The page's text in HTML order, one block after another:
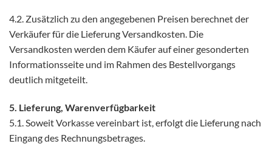
4.2. Zusätzlich zu den angegebenen Preisen berechnet der
Verkäufer für die Lieferung Versandkosten. Die
Versandkosten werden dem Käufer auf einer gesonderten
Informationsseite und im Rahmen des Bestellvorgangs
deutlich mitgeteilt.
5. Lieferung, Warenverfügbarkeit
5.1. Soweit Vorkasse vereinbart ist, erfolgt die Lieferung nach
Eingang des Rechnungsbetrages.